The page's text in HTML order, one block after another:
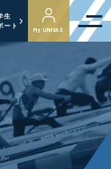
生
ート
My UNIVAS